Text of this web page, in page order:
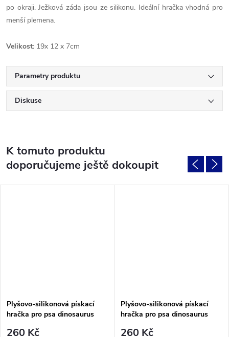
po okraji. Ježková záda jsou ze silikonu. Ideální hračka vhodná pro
menší plemena.
Velikost: 19x 12 x 7cm
Parametry produktu
Diskuse
K tomuto produktu
doporučujeme ještě dokoupit
Plyšovo-silikonová pískací
hračka pro psa dinosaurus
260 Kč
Plyšovo-silikonová pískací
hračka pro psa dinosaurus
260 Kč